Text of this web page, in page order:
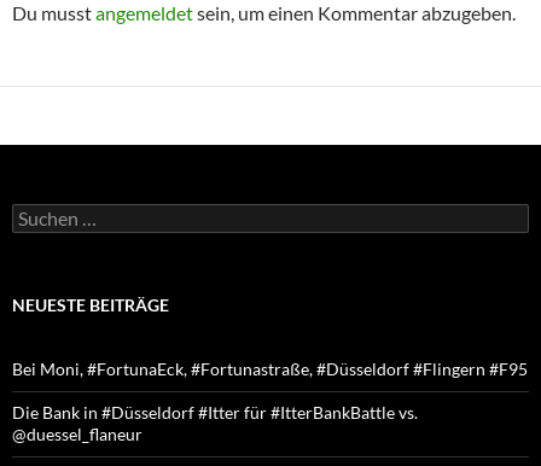
Du musstangemeldetsein, um einen Kommentar abzugeben.
Suchen
nach:
NEUESTE BEITRÄGE
Bei Moni, #FortunaEck, #Fortunastraße, #Düsseldorf #Flingern #F95
Die Bank in #Düsseldorf #Itter für #ItterBankBattle vs.
@duessel_flaneur